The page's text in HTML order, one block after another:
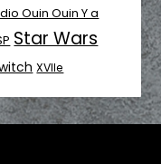
Ouin Ouin Y a
Star Wars
XVIIe